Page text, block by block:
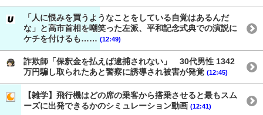
「人に恨みを買うようなことをしている自覚はあるんだ
な」と高市首相を嘲笑った左派、平和記念式典での演説に
ケチを付けるも…… (12:49)
詐欺師「保釈金を払えば逮捕されない」 30代男性 1342
万円騙し取られたあと警察に誘導され被害が発覚 (12:45)
【雑学】飛行機はどの席の乗客から搭乗させると最もスム
ーズに出発できるかのシミュレーション動画 (12:41)